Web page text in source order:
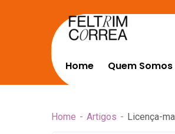
Home Quem Somos
Home Artigos Licença-